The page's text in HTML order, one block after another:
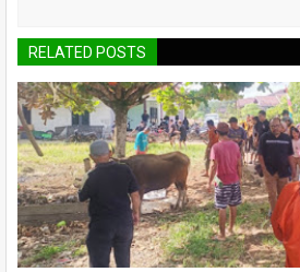
RELATED POSTS